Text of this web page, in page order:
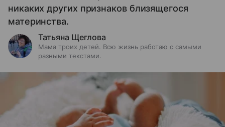
никаких других признаков близящегося
материнства.
Татьяна Щеглова
Мама троих детей. Всю жизнь работаю с самыми
разными текстами.